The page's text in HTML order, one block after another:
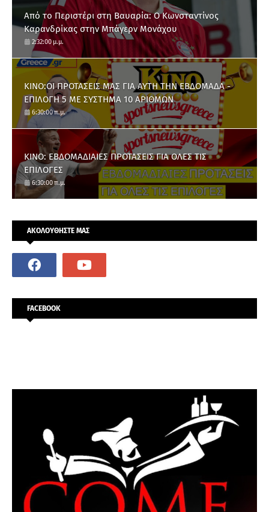
Από το Περιστέρι στη Βαυαρία: O Κωνσταντίνος
Καρανδρίκας στην Μπάγερν Μονάχου
2:32:00 μ.μ.
ΚΙΝΟ:ΟΙ ΠΡΟΤΑΣΕΙΣ ΜΑΣ ΓΙΑ ΑΥΤΗ ΤΗΝ ΕΒΔΟΜΑΔΑ -
ΕΠΙΛΟΓΗ 5 ΜΕ ΣΥΣΤΗΜΑ 10 ΑΡΙΘΜΩΝ
6:30:00 π.μ.
ΚΙΝΟ: ΕΒΔΟΜΑΔΙΑΙΕΣ ΠΡΟΤΑΣΕΙΣ ΓΙΑ ΟΛΕΣ ΤΙΣ
ΕΠΙΛΟΓΕΣ
6:30:00 π.μ.
ΑΚΟΛΟΥΘΗΣΤΕ ΜΑΣ
FACEBOOK